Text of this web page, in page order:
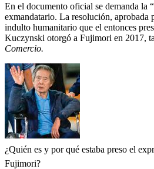
En el documento oficial se demanda la
exmandatario. La resolución, aprobada
indulto humanitario que el entonces
Kuczynski otorgó a Fujimori en 2017,
Comercio.
¿Quién es y por qué estaba preso el
Fujimori?